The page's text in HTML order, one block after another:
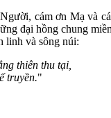
cám ơn Mạ và
đại hồng chung
linh và sông núi:
thiên thu tại,
truyền."